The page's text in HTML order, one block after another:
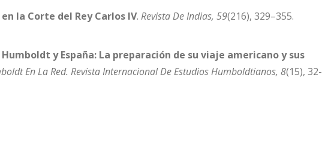
la Corte del Rey Carlos IV. Revista De Indias, 59(216), 329–355.
y España: La preparación de su viaje americano y sus
En La Red. Revista Internacional De Estudios Humboldtianos, 8(15), 32-